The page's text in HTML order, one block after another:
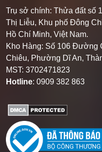
Trụ sở chính: Thửa đất số
Thị Liễu, Khu phố Đông
Hồ Chí Minh, Việt Nam.
Kho Hàng: Số 106 Đường
Chiêu, Phường Dĩ An,
MST: 3702471823
Hotline: 0909 382 863